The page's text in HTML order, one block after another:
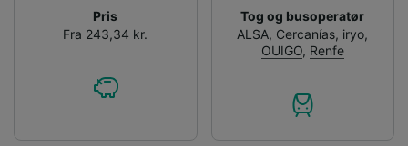
Pris
Fra 243,34 kr.
Tog og busoperatør
ALSA, Cercanías, iryo,
OUIGO, Renfe